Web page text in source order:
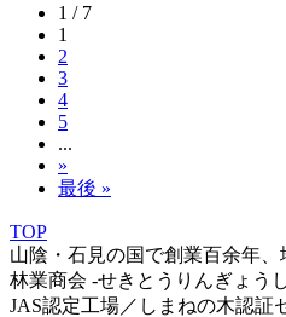
1 / 7
1
2
3
4
5
...
»
最後 »
TOP
山陰・石見の国で創業百余年
林業商会 -せきとうりんぎょう
JAS認定工場／しまねの木認証